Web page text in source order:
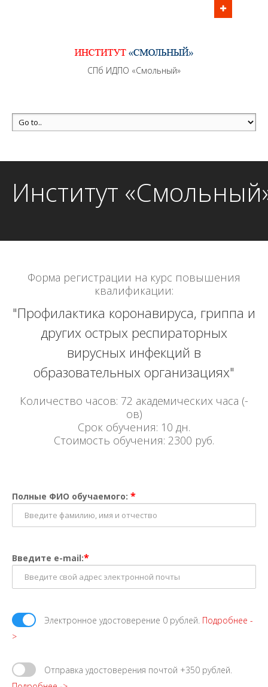
перерывов в рабочие дни с 9:00 до 21:00 МСК
MAX +7 (981) 190-30-30
mail@institutsmolnyj.ru
СПб ИДПО «Смольный»
Институт
Форма регистрации на курс повышения
квалификации:
"Профилактика коронавируса, гриппа и
других острых респираторных
вирусных инфекций в
образовательных организациях"
Количество часов: 72 академических часа (-
ов)
Срок обучения: 10 дн.
Стоимость обучения: 2300 руб.
Полные ФИО обучаемого: *
Введите e-mail:*
Электронное удостоверение 0 рублей. Подробнее -
>
Отправка удостоверения почтой +350 рублей.